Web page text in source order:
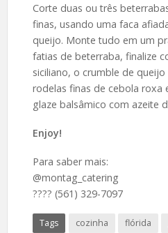
Corte duas ou três
finas, usando uma faca
queijo. Monte tudo em um
fatias de beterraba, finalize
siciliano, o crumble de
rodelas finas de cebola roxa
glaze balsâmico com azeite
Enjoy!
Para saber mais:
@montag_catering
???? (561) 329-7097
Tags cozinha flórida